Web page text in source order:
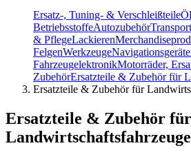
Ersatz-, Tuning- & Verschleißteile
BetriebsstoffeAutozubehör
& PflegeLackieren
FelgenWerkzeugeNavigationsgeräte
FahrzeugelektronikMotorräder,
ZubehörErsatzteile & Zubehör für
Ersatzteile & Zubehör für
Ersatzteile & Zubehör für
Landwirtschaftsfahrzeuge